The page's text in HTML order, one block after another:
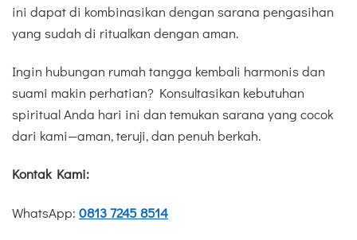
ini dapat di kombinasikan dengan sarana pengasihan
yang sudah di ritualkan dengan aman.
Ingin hubungan rumah tangga kembali harmonis dan
suami makin perhatian? Konsultasikan kebutuhan
spiritual Anda hari ini dan temukan sarana yang cocok
dari kami—aman, teruji, dan penuh berkah.
Kontak Kami:
WhatsApp: 0813 7245 8514